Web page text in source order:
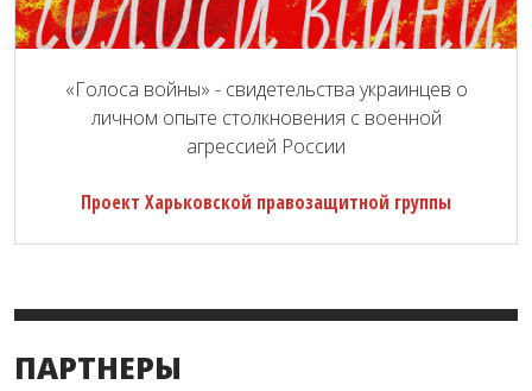
«Голоса войны» - свидетельства украинцев о
личном опыте столкновения с военной
агрессией России
Проект Харьковской правозащитной группы
ПАРТНЕРЫ